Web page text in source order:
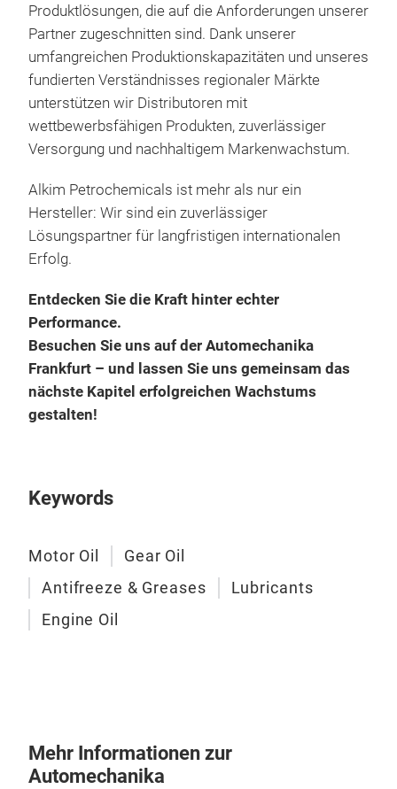
Produktlösungen, die auf die Anforderungen unserer
Partner zugeschnitten sind. Dank unserer
umfangreichen Produktionskapazitäten und unseres
fundierten Verständnisses regionaler Märkte
unterstützen wir Distributoren mit
wettbewerbsfähigen Produkten, zuverlässiger
Versorgung und nachhaltigem Markenwachstum.
Alkim Petrochemicals ist mehr als nur ein
Hersteller: Wir sind ein zuverlässiger
Lösungspartner für langfristigen internationalen
Erfolg.
Entdecken Sie die Kraft hinter echter
Performance.
Besuchen Sie uns auf der Automechanika
Frankfurt – und lassen Sie uns gemeinsam das
nächste Kapitel erfolgreichen Wachstums
gestalten!
Keywords
Motor Oil
Gear Oil
Antifreeze & Greases
Lubricants
Engine Oil
Mehr Informationen zur
Automechanika